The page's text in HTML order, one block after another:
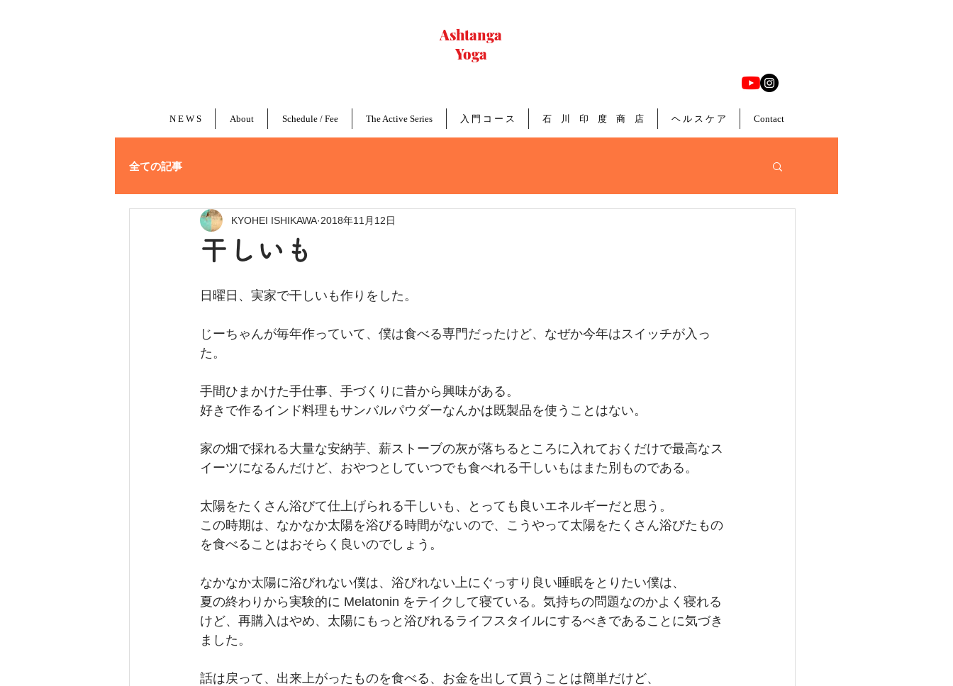
Ashtanga
Yoga
N E W S About Schedule / Fee The Active Series 入 門 コ ー ス 石 川 印 度 商 店 ヘ ル ス ケ ア Contact
全ての記事
干しいも
KYOHEI ISHIKAWA 2018年11月12日
日曜日、実家で干しいも作りをした。
じーちゃんが毎年作っていて、僕は食べる専門だったけど、なぜか今年はスイッチが入っ
た。
手間ひまかけた手仕事、手づくりに昔から興味がある。
好きで作るインド料理もサンバルパウダーなんかは既製品を使うことはない。
家の畑で採れる大量な安納芋、薪ストーブの灰が落ちるところに入れておくだけで最高なス
イーツになるんだけど、おやつとしていつでも食べれる干しいもはまた別ものである。
太陽をたくさん浴びて仕上げられる干しいも、とっても良いエネルギーだと思う。
この時期は、なかなか太陽を浴びる時間がないので、こうやって太陽をたくさん浴びたもの
を食べることはおそらく良いのでしょう。
なかなか太陽に浴びれない僕は、浴びれない上にぐっすり良い睡眠をとりたい僕は、
夏の終わりから実験的に Melatonin をテイクして寝ている。気持ちの問題なのかよく寝れる
けど、再購入はやめ、太陽にもっと浴びれるライフスタイルにするべきであることに気づき
ました。
話は戻って、出来上がったものを食べる、お金を出して買うことは簡単だけど、